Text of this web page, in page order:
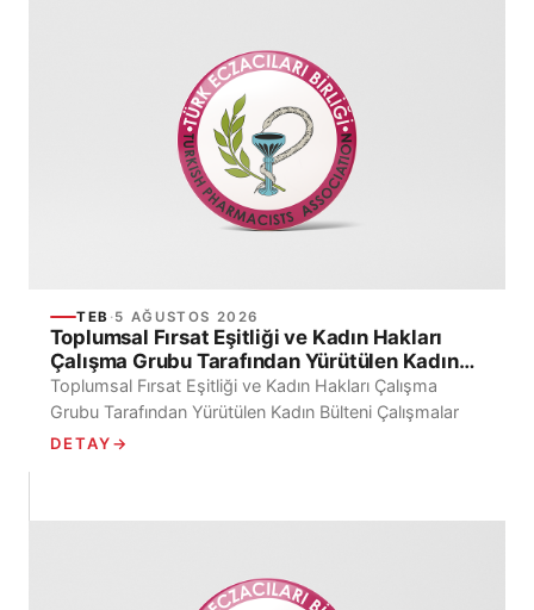
TEB ·5 AĞUSTOS 2026
Toplumsal Fırsat Eşitliği ve Kadın Hakları
Çalışma Grubu Tarafından Yürütülen Kadın
Bülteni Çalışmalar
Toplumsal Fırsat Eşitliği ve Kadın Hakları Çalışma
Grubu Tarafından Yürütülen Kadın Bülteni Çalışmalar
DETAY→